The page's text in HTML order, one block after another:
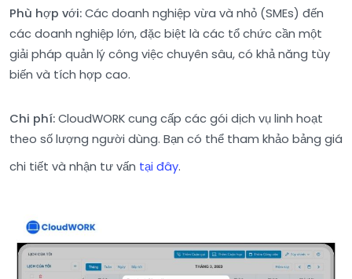
Phù hợp với: Các doanh nghiệp vừa và nhỏ (SMEs) đến
các doanh nghiệp lớn, đặc biệt là các tổ chức cần một
giải pháp quản lý công việc chuyên sâu, có khả năng tùy
biến và tích hợp cao.
Chi phí: CloudWORK cung cấp các gói dịch vụ linh hoạt
theo số lượng người dùng. Bạn có thể tham khảo bảng giá
chi tiết và nhận tư vấn tại đây.